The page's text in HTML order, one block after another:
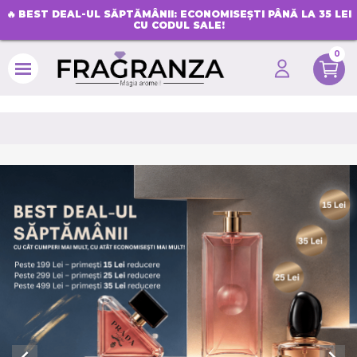
🔥 BEST DEAL-UL SĂPTĂMÂNII: ECONOMISEȘTI PÂNĂ LA 35 LEI
CU CODUL SALE!
0